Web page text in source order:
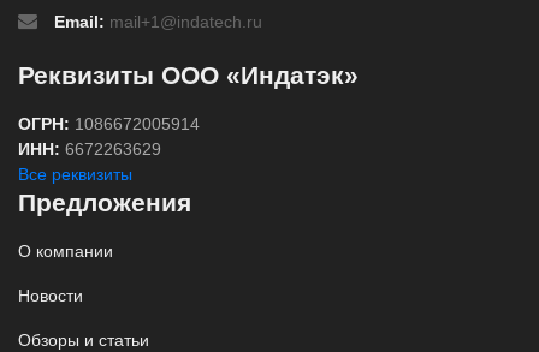
Email: mail+1@indatech.ru
Реквизиты ООО «Индатэк»
ОГРН: 1086672005914
ИНН: 6672263629
Все реквизиты
Предложения
О компании
Новости
Обзоры и статьи